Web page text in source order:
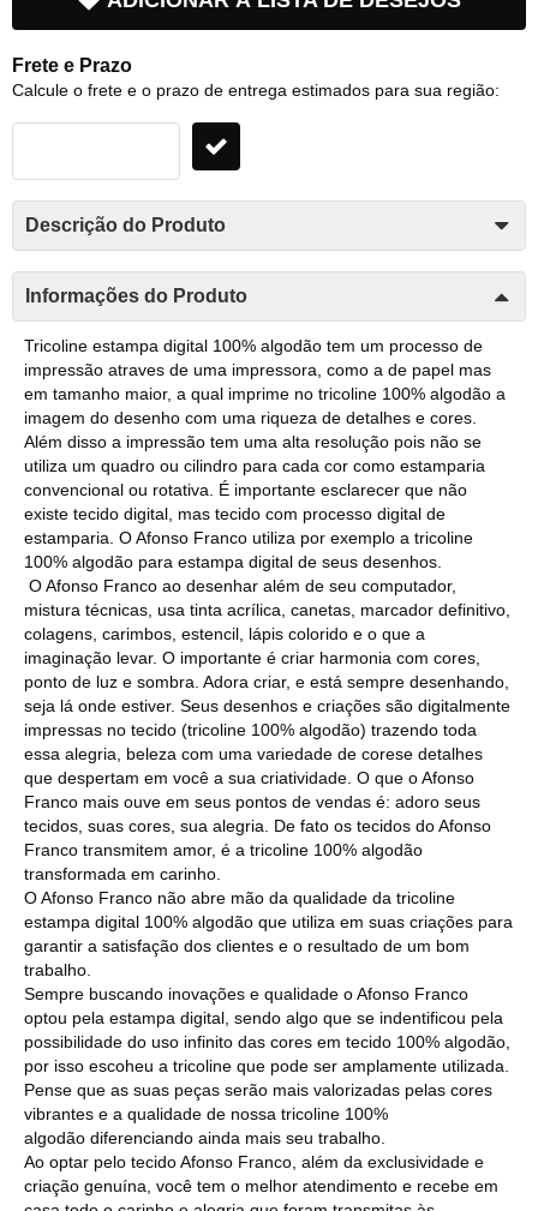
Frete e Prazo
Calcule o frete e o prazo de entrega estimados para sua região:
Descrição do Produto
Informações do Produto
Tricoline estampa digital 100% algodão tem um processo de
impressão atraves de uma impressora, como a de papel mas
em tamanho maior, a qual imprime no tricoline 100% algodão a
imagem do desenho com uma riqueza de detalhes e cores.
Além disso a impressão tem uma alta resolução pois não se
utiliza um quadro ou cilindro para cada cor como estamparia
convencional ou rotativa. É importante esclarecer que não
existe tecido digital, mas tecido com processo digital de
estamparia. O Afonso Franco utiliza por exemplo a tricoline
100% algodão para estampa digital de seus desenhos.
O Afonso Franco ao desenhar além de seu computador,
mistura técnicas, usa tinta acrílica, canetas, marcador definitivo,
colagens, carimbos, estencil, lápis colorido e o que a
imaginação levar. O importante é criar harmonia com cores,
ponto de luz e sombra. Adora criar, e está sempre desenhando,
seja lá onde estiver. Seus desenhos e criações são digitalmente
impressas no tecido (tricoline 100% algodão) trazendo toda
essa alegria, beleza com uma variedade de corese detalhes
que despertam em você a sua criatividade. O que o Afonso
Franco mais ouve em seus pontos de vendas é: adoro seus
tecidos, suas cores, sua alegria. De fato os tecidos do Afonso
Franco transmitem amor, é a tricoline 100% algodão
transformada em carinho.
O Afonso Franco não abre mão da qualidade da tricoline
estampa digital 100% algodão que utiliza em suas criações para
garantir a satisfação dos clientes e o resultado de um bom
trabalho.
Sempre buscando inovações e qualidade o Afonso Franco
optou pela estampa digital, sendo algo que se indentificou pela
possibilidade do uso infinito das cores em tecido 100% algodão,
por isso escoheu a tricoline que pode ser amplamente utilizada.
Pense que as suas peças serão mais valorizadas pelas cores
vibrantes e a qualidade de nossa tricoline 100%
algodão diferenciando ainda mais seu trabalho.
Ao optar pelo tecido Afonso Franco, além da exclusividade e
criação genuína, você tem o melhor atendimento e recebe em